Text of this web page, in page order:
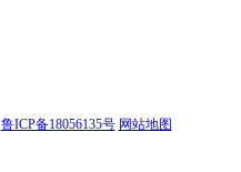
鲁ICP备18056135号 网站地图